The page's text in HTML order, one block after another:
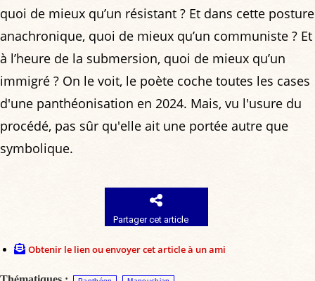
quoi de mieux qu’un résistant ? Et dans cette posture
anachronique, quoi de mieux qu’un communiste ? Et
à l’heure de la submersion, quoi de mieux qu’un
immigré ? On le voit, le poète coche toutes les cases
d'une panthéonisation en 2024. Mais, vu l'usure du
procédé, pas sûr qu'elle ait une portée autre que
symbolique.
Partager cet article
Obtenir le lien ou envoyer cet article à un ami